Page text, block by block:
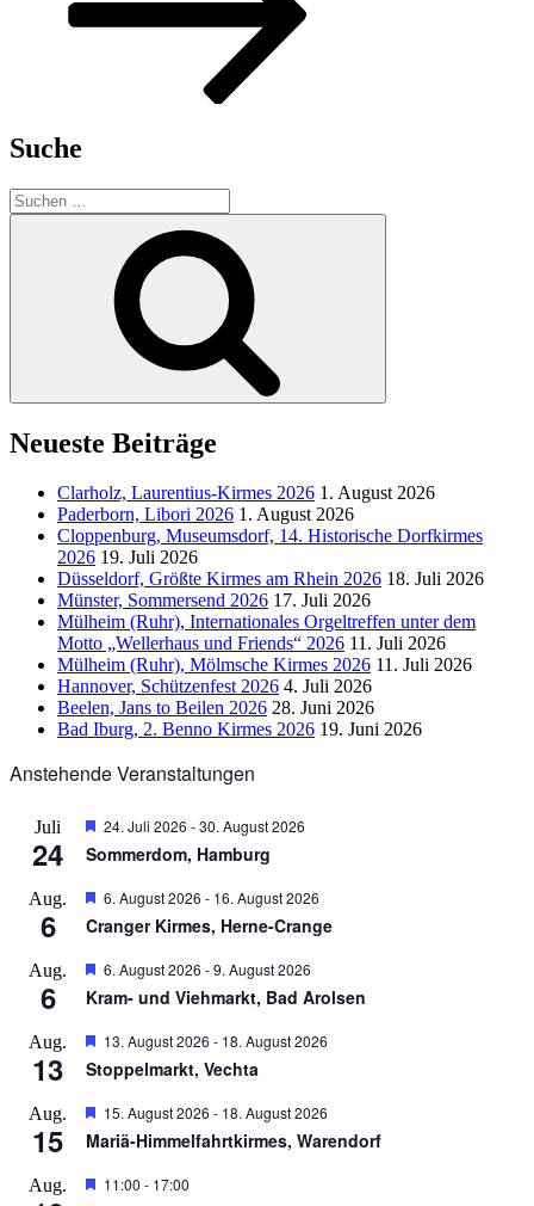
Suche
Suchen
nach:
Neueste Beiträge
Clarholz, Laurentius-Kirmes 2026 1. August 2026
Paderborn, Libori 2026 1. August 2026
Cloppenburg, Museumsdorf, 14. Historische Dorfkirmes
2026 19. Juli 2026
Düsseldorf, Größte Kirmes am Rhein 2026 18. Juli 2026
Münster, Sommersend 2026 17. Juli 2026
Mülheim (Ruhr), Internationales Orgeltreffen unter dem
Motto „Wellerhaus und Friends“ 2026 11. Juli 2026
Mülheim (Ruhr), Mölmsche Kirmes 2026 11. Juli 2026
Hannover, Schützenfest 2026 4. Juli 2026
Beelen, Jans to Beilen 2026 28. Juni 2026
Bad Iburg, 2. Benno Kirmes 2026 19. Juni 2026
Anstehende Veranstaltungen
Juli
24
Hervorgehoben
24. Juli 2026 -30. August 2026
Sommerdom, Hamburg
Aug.
6
Hervorgehoben
6. August 2026 - 16. August 2026
Cranger Kirmes, Herne-Crange
Aug.
6
Hervorgehoben
6. August 2026 -9. August 2026
Kram- und Viehmarkt, Bad Arolsen
Aug.
13
Hervorgehoben
13. August 2026 - 18. August 2026
Stoppelmarkt, Vechta
Aug.
15
Hervorgehoben
15. August 2026 - 18. August 2026
Mariä-Himmelfahrtkirmes, Warendorf
Aug. Hervorgehoben
11:00 - 17:00